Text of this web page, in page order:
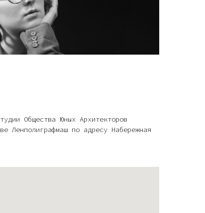
Общества Юных Архитекторов
Ленполиграфмаш по адресу Набережная